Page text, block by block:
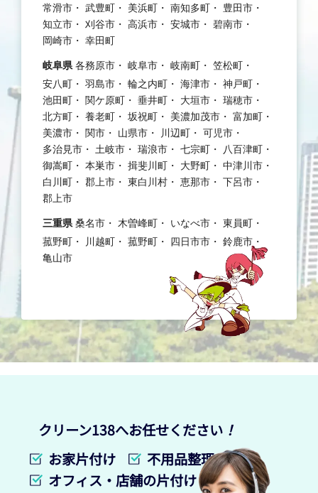
常滑市
武豊町 美浜町 南知多町
豊田市
知立市
刈谷市 高浜市 安城市
碧南市
岡崎市
幸田町
岐阜県 各務原市 岐阜市 岐南町
笠松町
安八町
羽島市 輪之内町 海津市
神戸町
池田町
関ケ原町 垂井町 大垣市
瑞穂市
北方町
養老町 坂祝町 美濃加茂市
富加町
美濃市
関市 山県市 川辺町
可児市
多治見市
土岐市 瑞浪市 七宗町
八百津町
御嵩町
本巣市 揖斐川町 大野町
中津川市
白川町
郡上市 東白川村 恵那市
下呂市
郡上市
三重県 桑名市 木曽峰町 いなべ市
東員町
菰野町
川越町 菰野町 四日市市
鈴鹿市
亀山市
クリーン138へお任せください ！
お家片付け
不用品整理
オフィス・店舗の片付け